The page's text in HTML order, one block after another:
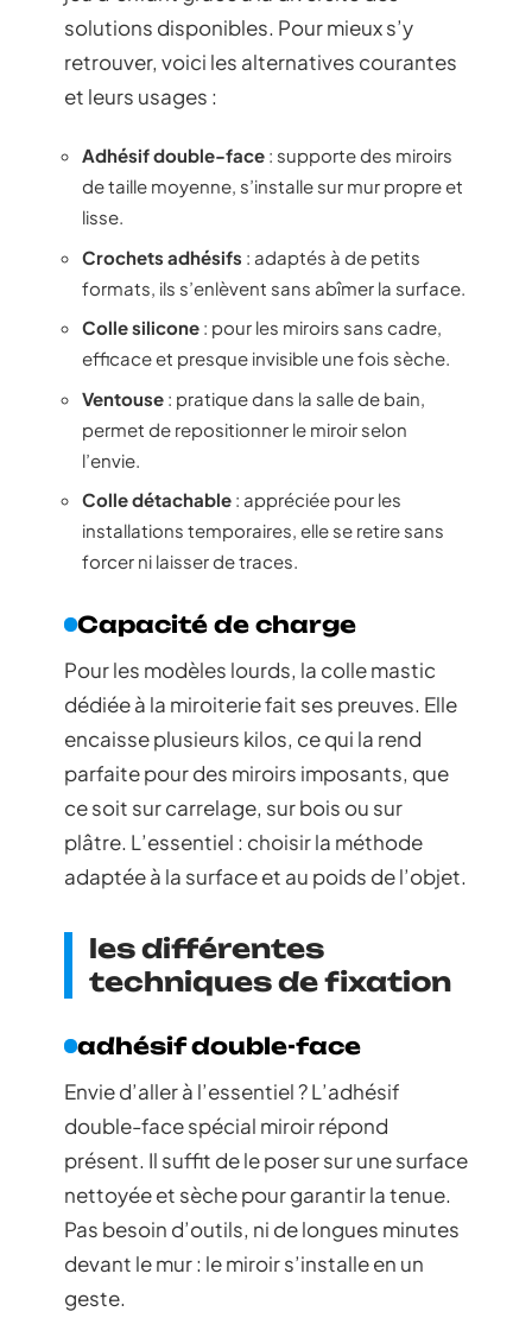
solutions disponibles. Pour mieux s’y
retrouver, voici les alternatives courantes
et leurs usages :
Adhésif double-face : supporte des miroirs
de taille moyenne, s’installe sur mur propre et
lisse.
Crochets adhésifs : adaptés à de petits
formats, ils s’enlèvent sans abîmer la surface.
Colle silicone : pour les miroirs sans cadre,
efficace et presque invisible une fois sèche.
Ventouse : pratique dans la salle de bain,
permet de repositionner le miroir selon
l’envie.
Colle détachable : appréciée pour les
installations temporaires, elle se retire sans
forcer ni laisser de traces.
Capacité de charge
Pour les modèles lourds, la colle mastic
dédiée à la miroiterie fait ses preuves. Elle
encaisse plusieurs kilos, ce qui la rend
parfaite pour des miroirs imposants, que
ce soit sur carrelage, sur bois ou sur
plâtre. L’essentiel : choisir la méthode
adaptée à la surface et au poids de l’objet.
les différentes
techniques de fixation
adhésif double-face
Envie d’aller à l’essentiel ? L’adhésif
double-face spécial miroir répond
présent. Il suffit de le poser sur une surface
nettoyée et sèche pour garantir la tenue.
Pas besoin d’outils, ni de longues minutes
devant le mur : le miroir s’installe en un
geste.